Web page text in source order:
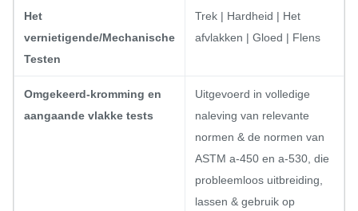
Het
vernietigende/Mechanische
Testen
Trek | Hardheid | Het
afvlakken | Gloed | Flens
Omgekeerd-kromming en
aangaande vlakke tests
Uitgevoerd in volledige
naleving van relevante
normen & de normen van
ASTM a-450 en a-530, die
probleemloos uitbreiding,
lassen & gebruik op